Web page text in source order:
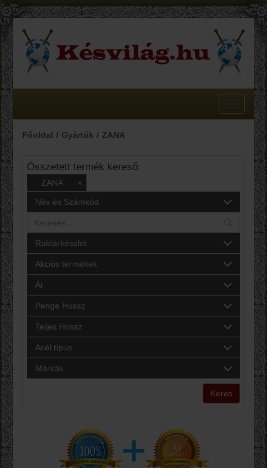
Toggle
Főoldal
Gyártók ZANA
Összetett termék kereső:
ZANA
×
Név és Számkód
Raktárkészlet
Akciós termékek
Ár
Penge Hossz
Teljes Hossz
Acél típus
Márkák
Keres